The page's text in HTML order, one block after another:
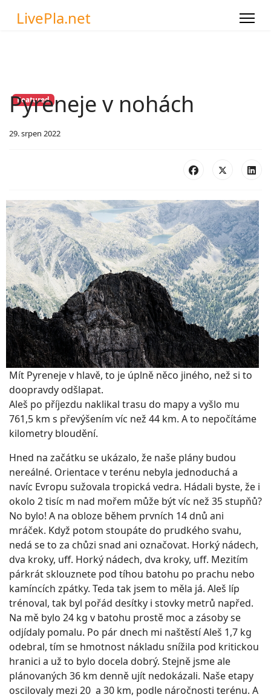
LivePla.net
Featured
Pyreneje v nohách
29. srpen 2022
Mít Pyreneje v hlavě, to je úplně něco jiného, než si to
doopravdy odšlapat.
Aleš po příjezdu naklikal trasu do mapy a vyšlo mu
761,5 km s převýšením víc než 44 km. A to nepočítáme
kilometry bloudění.
Hned na začátku se ukázalo, že naše plány budou
nereálné. Orientace v terénu nebyla jednoduchá a
navíc Evropu sužovala tropická vedra. Hádali byste, že i
okolo 2 tisíc m nad mořem může být víc než 35 stupňů?
No bylo! A na obloze během prvních 14 dnů ani
mráček. Když potom stoupáte do prudkého svahu,
nedá se to za chůzi snad ani označovat. Horký nádech,
dva kroky, uff. Horký nádech, dva kroky, uff. Mezitím
párkrát sklouznete pod tíhou batohu po prachu nebo
kamíncích zpátky. Teda tak jsem to měla já. Aleš líp
trénoval, tak byl pořád desítky i stovky metrů napřed.
Na mě bylo 24 kg v batohu prostě moc a zásoby se
odjídaly pomalu. Po pár dnech mi naštěstí Aleš 1,7 kg
odebral, tím se hmotnost nákladu snížila pod kritickou
hranici a už to bylo docela dobrý. Stejně jsme ale
plánovaných 36 km denně ujít nedokázali. Naše etapy
oscilovaly mezi 20 a 30 km, podle náročnosti terénu. A